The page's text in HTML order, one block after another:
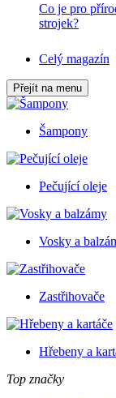
Co je pro
strojek?
Celý magazín
Přejít na menu
Šampony
Pečující oleje
Vosky a
Zastřihovače
Hřebeny a
Top značky